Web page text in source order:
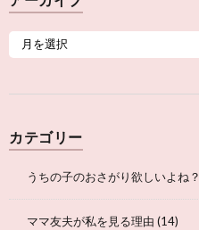
カテゴリー
うちの子のおさがり欲しいよね？
ママ友夫が私を見る理由 (14)